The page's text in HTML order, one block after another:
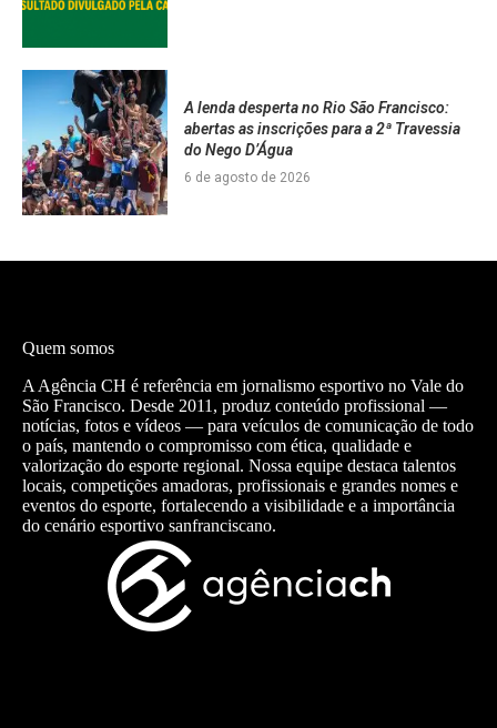
A lenda desperta no Rio São Francisco:
abertas as inscrições para a 2ª Travessia
do Nego D’Água
6 de agosto de 2026
Quem somos
A Agência CH é referência em jornalismo esportivo no Vale do
São Francisco. Desde 2011, produz conteúdo profissional —
notícias, fotos e vídeos — para veículos de comunicação de todo
o país, mantendo o compromisso com ética, qualidade e
valorização do esporte regional. Nossa equipe destaca talentos
locais, competições amadoras, profissionais e grandes nomes e
eventos do esporte, fortalecendo a visibilidade e a importância
do cenário esportivo sanfranciscano.